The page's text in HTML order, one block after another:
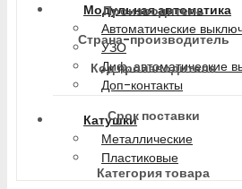
Модульная автоматика
Автоматические
УЗО
Диф. автоматические
Доп-контакты
Катушки
Металлические
Пластиковые
Производитель
Страна-производитель
Код производителя
Срок поставки
Категория товара